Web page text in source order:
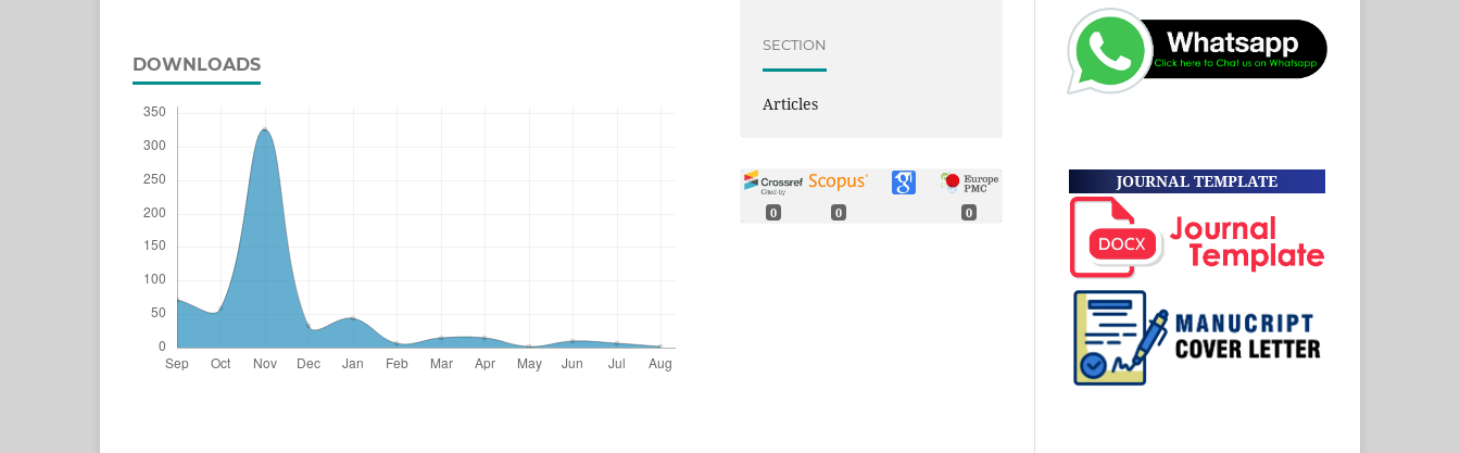
DOWNLOADS
SECTION
Articles
0 0 0
JOURNAL TEMPLATE